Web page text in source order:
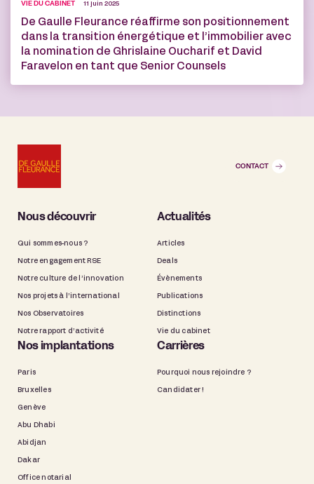
VIE DU CABINET 11 juin 2025
De Gaulle Fleurance réaffirme son positionnement
dans la transition énergétique et l’immobilier avec
la nomination de Ghrislaine Oucharif et David
Faravelon en tant que Senior Counsels
CONTACT
Nous découvrir
Qui sommes-nous ?
Notre engagement RSE
Notre culture de l’innovation
Nos projets à l’international
Nos Observatoires
Notre rapport d’activité
Actualités
Articles
Deals
Évènements
Publications
Distinctions
Vie du cabinet
Nos implantations
Paris
Bruxelles
Genève
Abu Dhabi
Abidjan
Dakar
Office notarial
Carrières
Pourquoi nous rejoindre ?
Candidater !